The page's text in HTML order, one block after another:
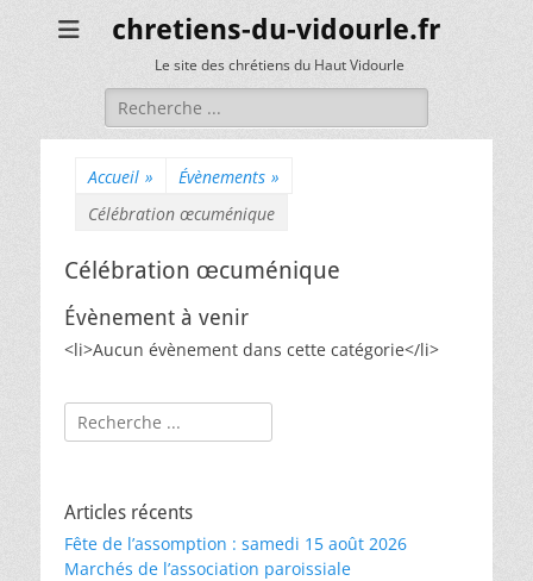
chretiens-du-vidourle.fr
Le site des chrétiens du Haut Vidourle
Rechercher :
Accueil » Évènements »
Célébration œcuménique
Célébration œcuménique
Évènement à venir
<li>Aucun évènement dans cette catégorie</li>
Rechercher :
Articles récents
Fête de l’assomption : samedi 15 août 2026
Marchés de l’association paroissiale